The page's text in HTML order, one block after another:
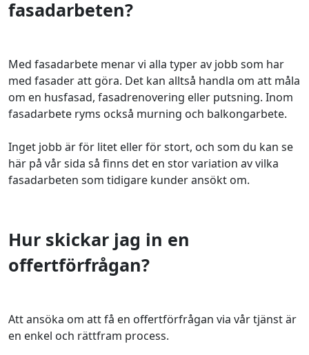
fasadarbeten?
Med fasadarbete menar vi alla typer av jobb som har
med fasader att göra. Det kan alltså handla om att måla
om en husfasad, fasadrenovering eller putsning. Inom
fasadarbete ryms också murning och balkongarbete.
Inget jobb är för litet eller för stort, och som du kan se
här på vår sida så finns det en stor variation av vilka
fasadarbeten som tidigare kunder ansökt om.
Hur skickar jag in en
offertförfrågan?
Att ansöka om att få en offertförfrågan via vår tjänst är
en enkel och rättfram process.